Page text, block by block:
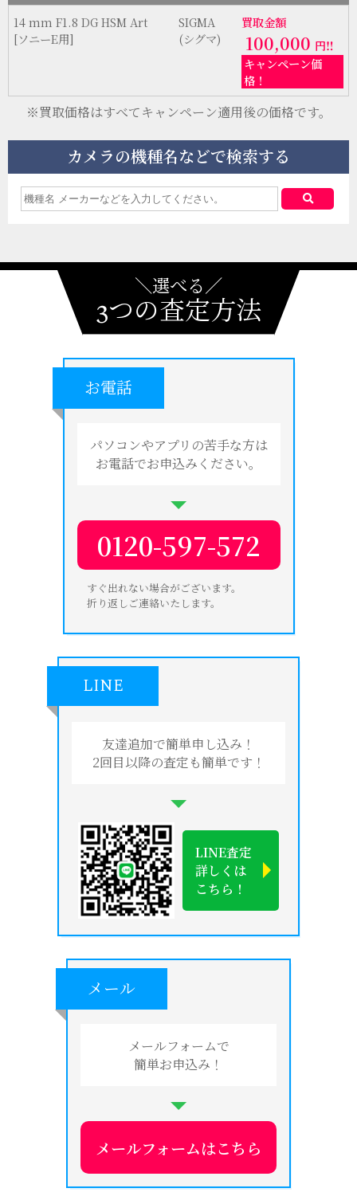
14 mm F1.8 DG HSM Art
[ソニーE用]
SIGMA
(シグマ)
買取金額
100,000 円‼
キャンペーン価
格！
※買取価格はすべてキャンペーン適用後の価格です。
カメラの機種名などで検索する
＼選べる／
3つの査定方法
お電話
パソコンやアプリの苦手な方は
お電話でお申込みください。
0120-597-572
すぐ出れない場合がございます。
折り返しご連絡いたします。
LINE
友達追加で簡単申し込み！
2回目以降の査定も簡単です！
LINE査定
詳しくは
こちら！
メール
メールフォームで
簡単お申込み！
メールフォームはこちら